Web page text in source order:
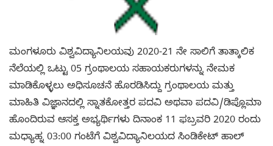
ಮಂಗಳೂರು ವಿಶ್ವವಿದ್ಯಾನಿಲಯವು 2020-21 ನೇ ಸಾಲಿಗೆ ತಾತ್ಕಾಲಿಕ
ನೆಲೆಯಲ್ಲಿ ಒಟ್ಟು 05 ಗ್ರಂಥಾಲಯ ಸಹಾಯಕರುಗಳನ್ನು ನೇಮಕ
ಮಾಡಿಕೊಳ್ಳಲು ಅಧಿಸೂಚನೆ ಹೊರಡಿಸಿದ್ದು ಗ್ರಂಥಾಲಯ ಮತ್ತು
ಮಾಹಿತಿ ವಿಜ್ಞಾನದಲ್ಲಿ ಸ್ನಾತಕೋತ್ತರ ಪದವಿ ಅಥವಾ ಪದವಿ/ಡಿಪ್ಲೊಮಾ
ಹೊಂದಿರುವ ಆಸಕ್ತ ಅಭ್ಯರ್ಥಿಗಳು ದಿನಾಂಕ 11 ಫಬ್ರವರಿ 2020 ರಂದು
ಮಧ್ಯಾಹ್ನ 03:00 ಗಂಟೆಗೆ ವಿಶ್ವವಿದ್ಯಾನಿಲಯದ ಸಿಂಡಿಕೇಟ್ ಹಾಲ್